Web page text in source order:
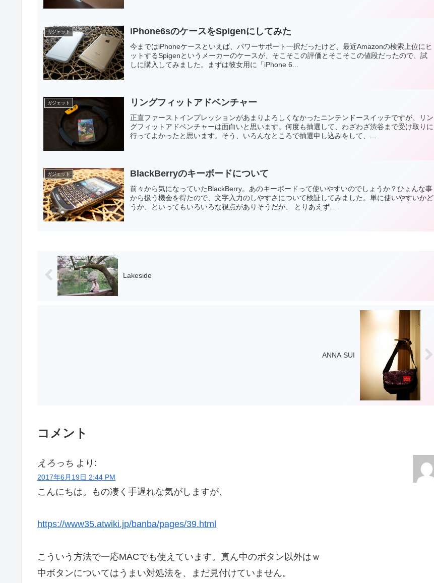
ガジェット iPhone6sのケースをSpigenにしてみた
今まではiPhoneケースといえば、パワーサポート一択だったけど、最近Amazonの検索上位にヒ
ットするSpigenというメーカーのケースが、そこそこの評価とそこそこの値段だったので、試
しに購入してみました。まずは彼女用に「iPhone 6...
ガジェット リングフィットアドベンチャー
正直ファーストインプレッションがあまりよろしくなかったニンテンドースイッチですが、リン
グフィットアドベンチャーは面白いと思います。何度も抽選して、わざわざ渋谷まで受け取りに
行ってよかったと思います。そう、いろんなところで抽選申し込みをして、...
ガジェット BlackBerryのキーボードについて
前々から気になっていたBlackBerry。あのキーボードって使いやすいのでしょうか？ひょんな事
から扱う機会を得たので、文字入力のしやすさについて検証してみました。単に使いやすいかど
うか、といってもいろいろな視点がありそうだが、 とりあえず...
Lakeside
ANNA SUI
コメント
えろっち より:
2017年6月19日 2:44 PM
こんにちは。もの凄く手遅れな気がしますが、
https://www35.atwiki.jp/banba/pages/39.html
こういう方法で一応MACでも使えています。真ん中のボタン以外はｗ
中ボタンについてはうまい対処法を、まだ見付けていません。